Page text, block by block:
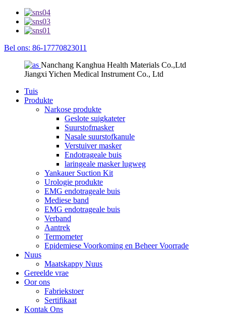
Bel ons: 86-17770823011
Nanchang Kanghua Health Materials Co.,Ltd
Jiangxi Yichen Medical Instrument Co., Ltd
Tuis
Produkte
Narkose produkte
Geslote suigkateter
Suurstofmasker
Nasale suurstofkanule
Verstuiver masker
Endotrageale buis
laringeale masker lugweg
Yankauer Suction Kit
Urologie produkte
EMG endotrageale buis
Mediese band
EMG endotrageale buis
Verband
Aantrek
Termometer
Epidemiese Voorkoming en Beheer Voorrade
Nuus
Maatskappy Nuus
Gereelde vrae
Oor ons
Fabriekstoer
Sertifikaat
Kontak Ons